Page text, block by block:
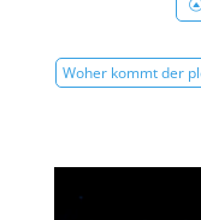
Woher kommt der